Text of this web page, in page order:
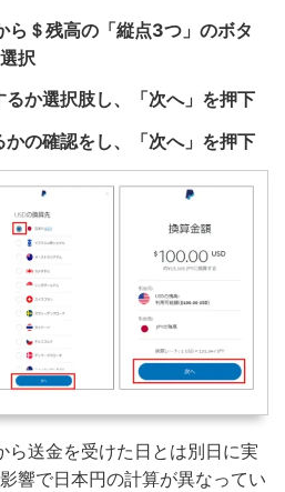
＄残高の「縦点3つ」のボタ
択
か選択肢し、「次へ」を押下
の確認をし、「次へ」を押下
送金を受けた日とは別日に実
響で日本円の計算が異なってい